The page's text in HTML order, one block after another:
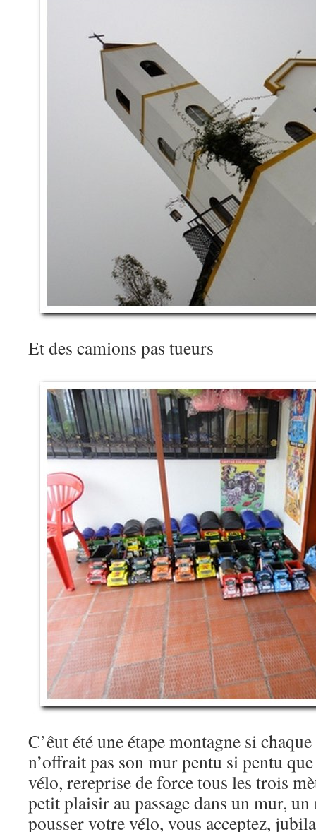
Et des camions pas tueurs
C’êut été une étape montagne si
n’offrait pas son mur pentu si pentu
vélo, rereprise de force tous les trois
petit plaisir au passage dans un mur,
pousser votre vélo, vous acceptez,